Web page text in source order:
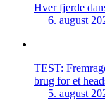
Hver fjerde
6. august
TEST:
brug for et
5. august